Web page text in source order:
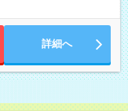
詳細へ